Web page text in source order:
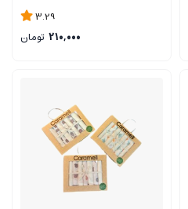
3.29
210,000 تومان